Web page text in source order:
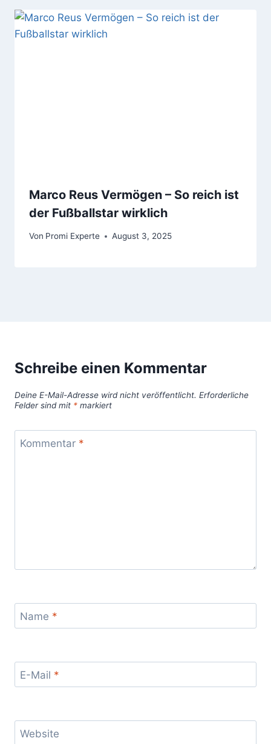
Marco Reus Vermögen – So reich ist
der Fußballstar wirklich
Von Promi Experte August 3, 2025
Schreibe einen Kommentar
Deine E-Mail-Adresse wird nicht veröffentlicht. Erforderliche
Felder sind mit * markiert
Kommentar *
Name *
E-Mail *
Website